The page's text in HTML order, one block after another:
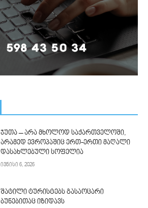
ჯუთა – არა მხოლოდ საქართველოში,
არამედ ევროპაშიც ერთ-ერთი მაღალი
დასახლებული სოფელია
ივნისი 6, 2026
შატილი ტურისტებს გასაოცარი
ბუნებითაც იზიდავს